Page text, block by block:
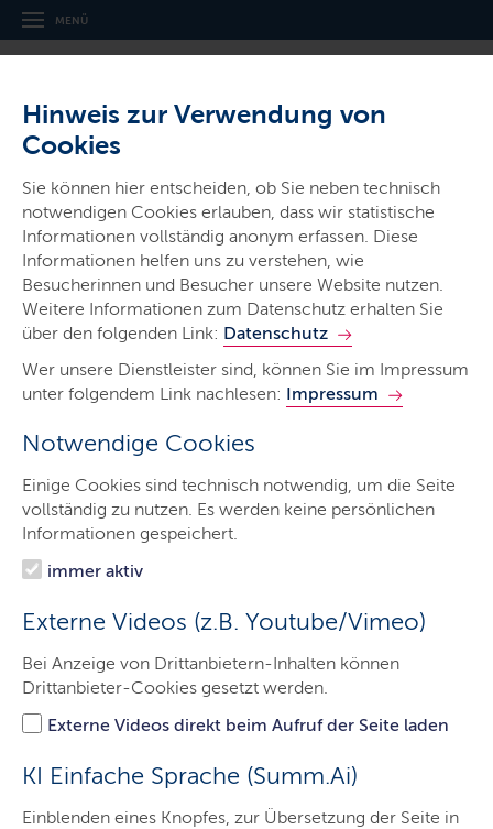
Hinweis zur Verwendung von
Cookies
Sie können hier entscheiden, ob Sie neben technisch
notwendigen Cookies erlauben, dass wir statistische
Informationen vollständig anonym erfassen. Diese
Informationen helfen uns zu verstehen, wie
Besucherinnen und Besucher unsere Website nutzen.
Weitere Informationen zum Datenschutz erhalten Sie
über den folgenden Link: Datenschutz
Wer unsere Dienstleister sind, können Sie im Impressum
unter folgendem Link nachlesen: Impressum
Notwendige Cookies
Einige Cookies sind technisch notwendig, um die Seite
vollständig zu nutzen. Es werden keine persönlichen
Informationen gespeichert.
immer aktiv
Externe Videos (z.B. Youtube/Vimeo)
Bei Anzeige von Drittanbietern-Inhalten können
Drittanbieter-Cookies gesetzt werden.
Externe Videos direkt beim Aufruf der Seite laden
KI Einfache Sprache (Summ.Ai)
Einblenden eines Knopfes, zur Übersetzung der Seite in
MENÜ
Ministerium für Wirtschaft,
Verkehr, Arbeit, Technologie und
Tourismus
Ministerien & Behörden
Start
Minister
Ministerium
Themen
Presse
Service